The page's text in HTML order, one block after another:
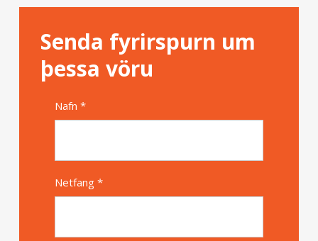
Senda fyrirspurn um
þessa vöru
Nafn *
Netfang *